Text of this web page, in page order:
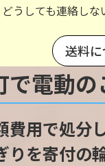
どうしても連絡し
送料
電動
費用で処分
を寄付の